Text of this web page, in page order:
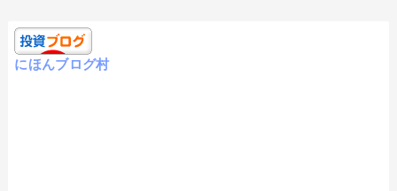
にほんブログ村